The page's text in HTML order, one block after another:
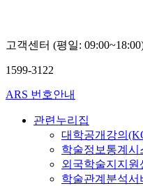
고객센터 (평일:
1599-3122
ARS 번호안내
관련누리집
대학공개강의
학술정보통계시
외국학술지지원
학술관계분석서